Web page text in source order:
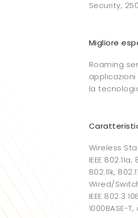
Security,
Migliore
Roaming
la
Wireless
IEEE
802.11k,
Wired/
IEEE 802.3
1000BASE-